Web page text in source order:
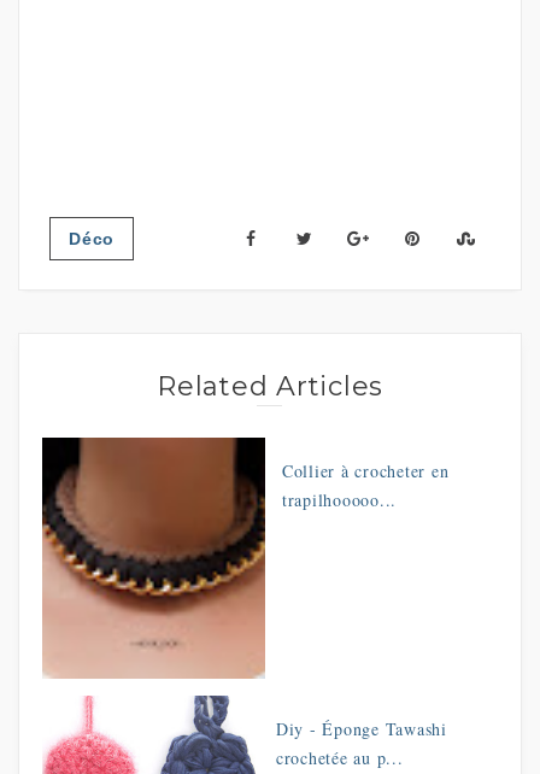
Déco
Related Articles
Collier à crocheter en
trapilhooooo...
Diy - Éponge Tawashi
crochetée au p...